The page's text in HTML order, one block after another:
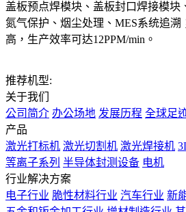
盖板预点焊模块、盖板封口焊接模块
氮气保护、烟尘处理、MES系统追
高，生产效率可达12PPM/min。
推荐机型:
关于我们
公司简介 办公场地 发展历程 全球足
产品
激光打标机 激光切割机 激光焊接机
等离子系列 半导体封测设备 电机
行业解决方案
电子行业 脆性材料行业 汽车行业 新